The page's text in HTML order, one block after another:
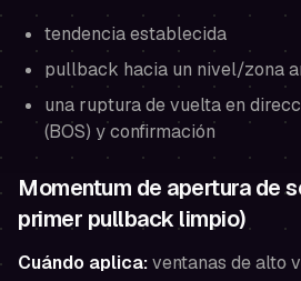
tendencia establecida
pullback hacia un nivel/zona
una ruptura de vuelta en
(BOS) y confirmación
Momentum de apertura de
primer pullback limpio)
Cuándo aplica:ventanas de alto